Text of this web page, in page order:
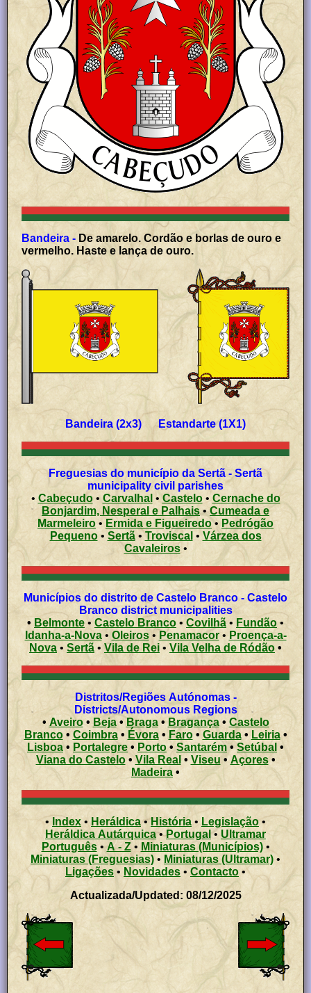
Bandeira - De amarelo. Cordão e borlas de ouro e
vermelho. Haste e lança de ouro.
Bandeira (2x3) Estandarte (1X1)
Freguesias do município da Sertã - Sertã
municipality civil parishes
• Cabeçudo• Carvalhal • Castelo• Cernache do
Bonjardim, Nesperal e Palhais •Cumeada e
Marmeleiro• Ermida e Figueiredo• Pedrógão
Pequeno• Sertã•Troviscal • Várzea dos
Cavaleiros•
Municípios do distrito de Castelo Branco - Castelo
Branco district municipalities
• Belmonte • Castelo Branco • Covilhã • Fundão•
Idanha-a-Nova• Oleiros• Penamacor• Proença-a-
Nova • Sertã • Vila de Rei • Vila Velha de Ródão •
Distritos/Regiões Autónomas -
Districts/Autonomous Regions
• Aveiro• Beja• Braga•Bragança• Castelo
Branco• Coimbra• Évora• Faro• Guarda•Leiria•
Lisboa • Portalegre • Porto • Santarém •Setúbal •
Viana do Castelo• Vila Real • Viseu •Açores •
Madeira •
• Index • Heráldica•História • Legislação •
Heráldica Autárquica•Portugal • Ultramar
Português• A - Z• Miniaturas (Municípios)•
Miniaturas (Freguesias) • Miniaturas (Ultramar) •
Ligações • Novidades • Contacto •
Actualizada/Updated: 08/12/2025